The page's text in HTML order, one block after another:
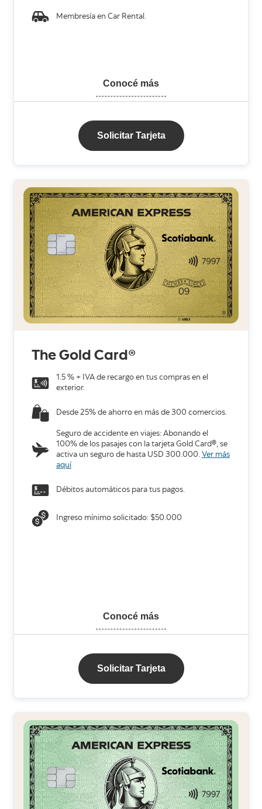
Membresía en Car Rental.
Conocé más
Solicitar Tarjeta
The Gold Card®
1.5 % + IVA de recargo en tus compras en el
exterior.
Desde 25% de ahorro en más de 300 comercios.
Seguro de accidente en viajes: Abonando el
100% de los pasajes con la tarjeta Gold Card®, se
activa un seguro de hasta USD 300.000. Ver más
aquí
Débitos automáticos para tus pagos.
Ingreso mínimo solicitado: $50.000
Conocé más
Solicitar Tarjeta